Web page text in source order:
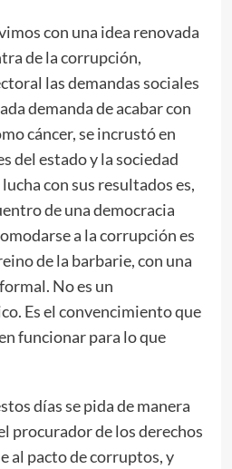
con una idea renovada
de la corrupción,
las demandas sociales
demanda de acabar con
cáncer, se incrustó en
del estado y la sociedad
con sus resultados es,
de una democracia
a la corrupción es
de la barbarie, con una
No es un
Es el convencimiento que
funcionar para lo que
días se pida de manera
procurador de los derechos
al pacto de corruptos, y